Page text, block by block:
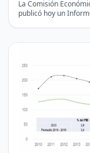
La Comisión
publicó hoy un